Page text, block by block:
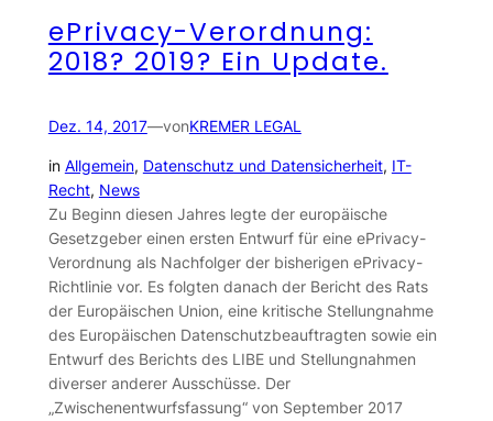
ePrivacy-Verordnung:
2018? 2019? Ein Update.
Dez. 14, 2017—vonKREMER LEGAL
in Allgemein, Datenschutz und Datensicherheit, IT-
Recht, News
Zu Beginn diesen Jahres legte der europäische
Gesetzgeber einen ersten Entwurf für eine ePrivacy-
Verordnung als Nachfolger der bisherigen ePrivacy-
Richtlinie vor. Es folgten danach der Bericht des Rats
der Europäischen Union, eine kritische Stellungnahme
des Europäischen Datenschutzbeauftragten sowie ein
Entwurf des Berichts des LIBE und Stellungnahmen
diverser anderer Ausschüsse. Der
„Zwischenentwurfsfassung“ von September 2017